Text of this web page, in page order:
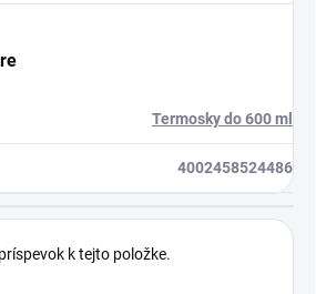
Termosky do 600 ml
4002458524486
k tejto položke.